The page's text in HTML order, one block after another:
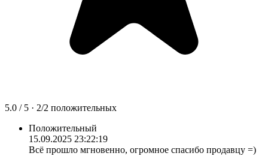
5.0 / 5 · 2/2 положительных
Положительный
15.09.2025 23:22:19
Всё прошло мгновенно, огромное спасибо продавцу =)